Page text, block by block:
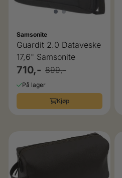
Samsonite
Guardit 2.0 Dataveske
17,6" Samsonite
710,- 899,-
På lager
Kjøp